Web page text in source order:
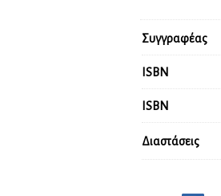
Διαστάσεις
Συγγραφέας
ISBN
ISBN